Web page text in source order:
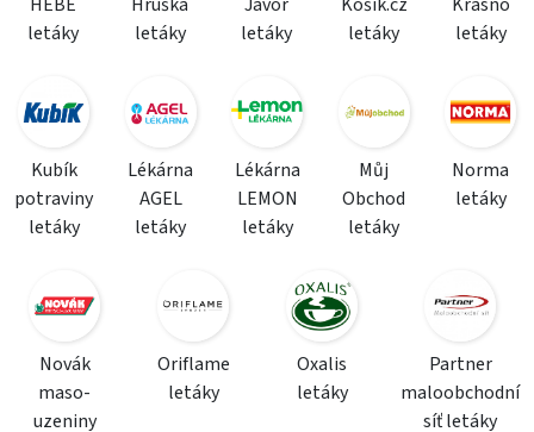
letáky
letáky
letáky
letáky
letáky
Kubík
potraviny
letáky
Lékárna
AGEL
letáky
Lékárna
LEMON
letáky
Můj
Obchod
letáky
Norma
letáky
Novák
maso-
uzeniny
Oriflame
letáky
Oxalis
letáky
Partner
maloobchodní
síť letáky